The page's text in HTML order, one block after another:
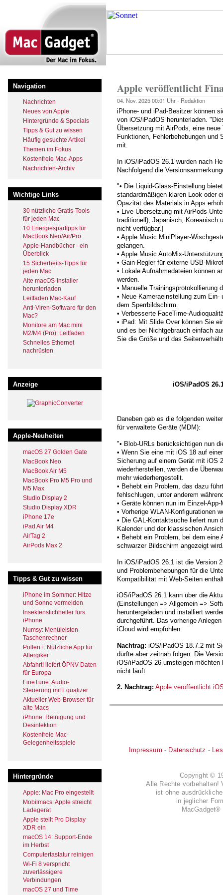
zum
Navigation
Nachrichten
Neues von Apple
Hintergründe & Specials
Tipps & Gut zu wissen
Häufig gesuchte Artikel
Themen im Fokus
Kostenfreie Mac-Apps
Nachrichten-Archiv
Wichtige Links
30 nützliche Gratis-Tools
für jeden Mac
10 Energiespartipps für
MacBook Neo/Air/Pro
Apple-Handbücher - ein
Überblick
15 Sicherheits-Tipps für
jeden Mac
Alte macOS-Installer
herunterladen
Leitfaden Mac-Kauf
Anti-Viren-Software für den
Mac?
Monitore am Mac mini
M2/M4 (Pro): Leitfaden
Schnelles Ethernet
nachrüsten
Anzeige
Apple-Neuheiten
macOS 27 Golden Gate
MacBook Neo
MacBook Air M5
MacBook Pro M5 Pro und
M5 Max
Studio Display 2
Studio Display XDR
iPhone 17e
iPad Air M4
AirTag 2
AirPods Max 2
Tipps & Gut zu wissen
iPhone im Sommer: Hitze
und Sonne vermeiden
Insektenstichheiler fürs
iPhone
Numsy: Menüleisten-
Taschenrechner
Pollen+: Nützliche App für
Allergiker
Abfahrt! liefert ÖPNV-Daten
für Europa
FineTune: Audio-
Steuerung mit Equalizer
Aktueller Web-Browser für
alte Macs
iPhone: Reinigung und
Desinfektion
Kostenfreie Mac-
Gelegenheitsspiele
Hintergründe
Apple: Mac Pro eingestellt
Mobilmacs: Apple streicht
Ladegerät
Apple stellt Pro Display
XDR ein
macOS 14: Support-Ende
im Herbst
Computertastatur reinigen
Wi-Fi 8 verspricht
zuverlässigere
Verbindungen
macOS 27 und Time
Apple veröffentlicht
04. Nov. 202500:01 Uhr - Redaktion
iPhone- und iPad-Besitzer können
von iOS/iPadOS herunterladen.
Übersetzung mit AirPods, eine
Funktionen, Fehlerbehebungen
mit.
In iOS/iPadOS 26.1 wurden nach
Nachfolgend die
"• Die Liquid-Glass-Einstellung
standardmäßigen klaren Look oder
Opazität des Materials in Apps
• Live-Übersetzung mit AirPods-
traditionell), Japanisch, Koreanisch
nicht verfügbar.]
• Apple Music MiniPlayer-
gelangen.
• Apple Music AutoMix-
• Gain-Regler für externe USB-
• Lokale Aufnahmedateien können
werden.
• Manuelle Trainingsprotokollierung
• Neue Kameraeinstellung zum
dem Sperrbildschirm.
• Verbesserte FaceTime-
• iPad: Mit Slide Over können Sie
und es bei Nichtgebrauch einfach
Sie die Größe und das
iOS/iPadOS
Daneben gab es die folgenden
für verwaltete Geräte (MDM):
"• Blob-URLs berücksichtigen nun
• Wenn Sie eine mit iOS 18 auf
Sicherung auf einem Gerät mit iOS
wiederherstellen, werden die
mehr wiederhergestellt.
• Behebt ein Problem, das dazu
fehlschlugen, unter anderem
• Geräte können nun im Einzel-
• Vorherige WLAN-Konfigurationen
• Die GAL-Kontaktsuche liefert nun
Kalender und der klassischen
• Behebt ein Problem, bei dem
schwarzer Bildschirm angezeigt
In iOS/iPadOS 26.1 ist die Version
und Problembehebungen für die
Kompatibilität mit Web-Seiten
iOS/iPadOS 26.1 kann über die
(Einstellungen => Allgemein =>
heruntergeladen und installiert
durchgeführt. Das vorherige
iCloud wird empfohlen.
Nachtrag: iOS/iPadOS 18.7.2 mit
dürfte aber zeitnah folgen. Die
iOS/iPadOS 26 umsteigen
nicht läuft.
2. Nachtrag: Apple veröffentlicht
Impressum - Datenschutz -
Copyright ©
Alle Rechte vorbehalten!
ist ohne
in jeglicher
MacGadget®